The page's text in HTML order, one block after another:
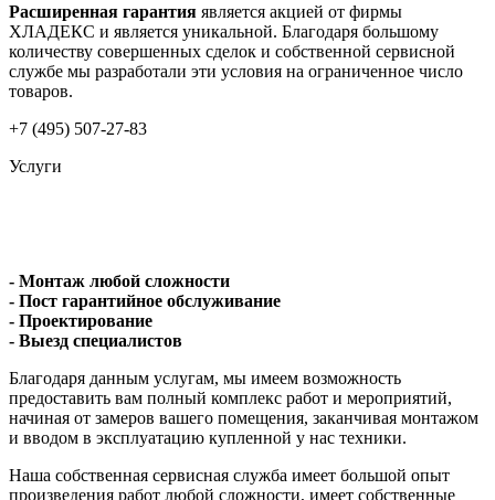
Расширенная гарантия является акцией от фирмы
ХЛАДЕКС и является уникальной. Благодаря большому
количеству совершенных сделок и собственной сервисной
службе мы разработали эти условия на ограниченное число
товаров.
+7 (495) 507-27-83
Услуги
- Монтаж любой сложности
- Пост гарантийное обслуживание
- Проектирование
- Выезд специалистов
Благодаря данным услугам, мы имеем возможность
предоставить вам полный комплекс работ и мероприятий,
начиная от замеров вашего помещения, заканчивая монтажом
и вводом в эксплуатацию купленной у нас техники.
Наша собственная сервисная служба имеет большой опыт
произведения работ любой сложности, имеет собственные